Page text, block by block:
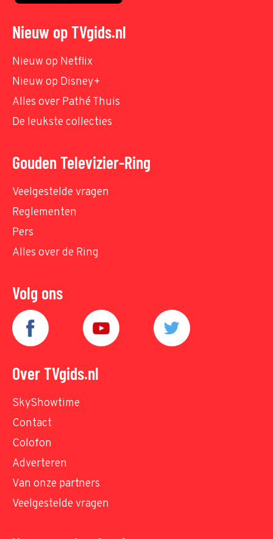
Nieuw op TVgids.nl
Nieuw op Netflix
Nieuw op Disney+
Alles over Pathé Thuis
De leukste collecties
Gouden Televizier-Ring
Veelgestelde vragen
Reglementen
Pers
Alles over de Ring
Volg ons
Over TVgids.nl
SkyShowtime
Contact
Colofon
Adverteren
Van onze partners
Veelgestelde vragen